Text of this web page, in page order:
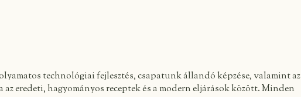
technológiai fejlesztés, csapatunk állandó képzése, valamint az
az eredeti, hagyományos receptek és a modern eljárások között. Minden